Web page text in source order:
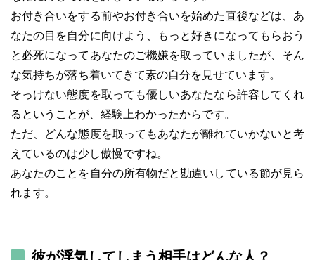
お付き合いをする前やお付き合いを始めた直後などは、あ
なたの目を自分に向けよう、もっと好きになってもらおう
と必死になってあなたのご機嫌を取っていましたが、そん
な気持ちが落ち着いてきて素の自分を見せています。
そっけない態度を取っても優しいあなたなら許容してくれ
るということが、経験上わかったからです。
ただ、どんな態度を取ってもあなたが離れていかないと考
えているのは少し傲慢ですね。
あなたのことを自分の所有物だと勘違いしている節が見ら
れます。
彼が浮気してしまう相手はどんな人？